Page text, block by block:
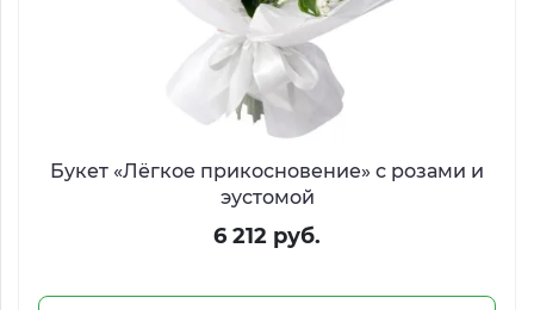
Букет «Лёгкое прикосновение» с розами и
эустомой
6 212 руб.